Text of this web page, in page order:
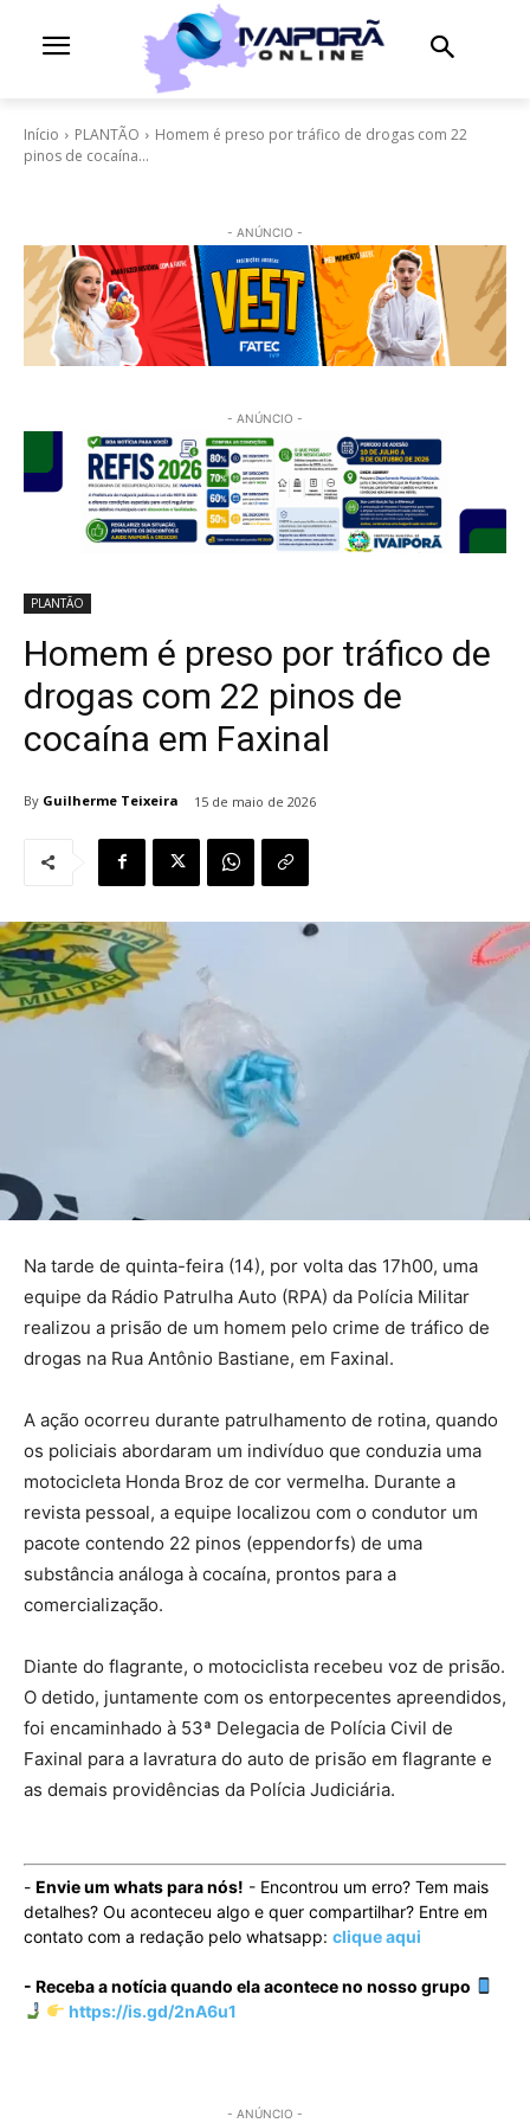
Início PLANTÃO
Homem é preso por tráfico de drogas com 22
pinos de cocaína...
- ANÚNCIO -
- ANÚNCIO -
PLANTÃO
Homem é preso por tráfico de
drogas com 22 pinos de
cocaína em Faxinal
By Guilherme Teixeira 15 de maio de 2026
Na tarde de quinta-feira (14), por volta das 17h00, uma
equipe da Rádio Patrulha Auto (RPA) da Polícia Militar
realizou a prisão de um homem pelo crime de tráfico de
drogas na Rua Antônio Bastiane, em Faxinal.
A ação ocorreu durante patrulhamento de rotina, quando
os policiais abordaram um indivíduo que conduzia uma
motocicleta Honda Broz de cor vermelha. Durante a
revista pessoal, a equipe localizou com o condutor um
pacote contendo 22 pinos (eppendorfs) de uma
substância análoga à cocaína, prontos para a
comercialização.
Diante do flagrante, o motociclista recebeu voz de prisão.
O detido, juntamente com os entorpecentes apreendidos,
foi encaminhado à 53ª Delegacia de Polícia Civil de
Faxinal para a lavratura do auto de prisão em flagrante e
as demais providências da Polícia Judiciária.
- Envie um whats para nós! - Encontrou um erro? Tem mais
detalhes? Ou aconteceu algo e quer compartilhar? Entre em
contato com a redação pelo whatsapp: clique aqui
- Receba a notícia quando ela acontece no nosso grupo
https://is.gd/2nA6u1
- ANÚNCIO -